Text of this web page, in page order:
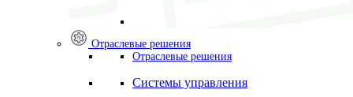
Отраслевые решения
Отраслевые решения
Системы управления